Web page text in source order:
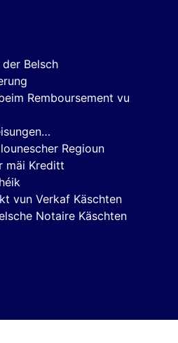
Belsch
Remboursement vu
Regioun
mäi Kreditt
vun Verkaf Käschten
Notaire Käschten